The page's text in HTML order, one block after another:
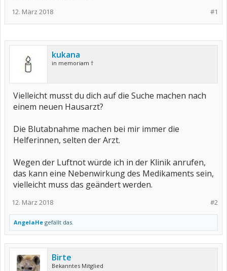
#1
12. März 2018
kukana
in memoriam †
Vielleicht musst du dich auf die Suche machen nach
einem neuen Hausarzt?
Die Blutabnahme machen bei mir immer die
Helferinnen, selten der Arzt.
Wegen der Luftnot würde ich in der Klinik anrufen,
das kann eine Nebenwirkung des Medikaments sein,
vielleicht muss das geändert werden.
#2
12. März 2018
AngelaHe gefällt das.
Birte
Bekanntes Mitglied